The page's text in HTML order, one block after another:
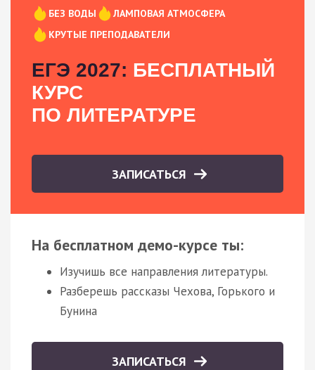
БЕЗ ВОДЫ
ЛАМПОВАЯ АТМОСФЕРА
КРУТЫЕ ПРЕПОДАВАТЕЛИ
ЕГЭ 2027: БЕСПЛАТНЫЙ
КУРС
ПО ЛИТЕРАТУРЕ
ЗАПИСАТЬСЯ
На бесплатном демо-курсе ты:
Изучишь все направления литературы.
Разберешь рассказы Чехова, Горького и
Бунина
ЗАПИСАТЬСЯ